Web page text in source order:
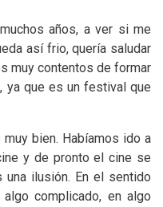
años, a ver si me
así frio, quería saludar
muy contentos de formar
ya que es un festival que
bien. Habíamos ido a
y de pronto el cine se
ilusión. En el sentido
complicado, en algo